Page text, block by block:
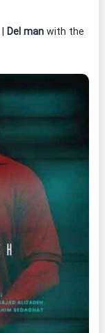
| Del man with the